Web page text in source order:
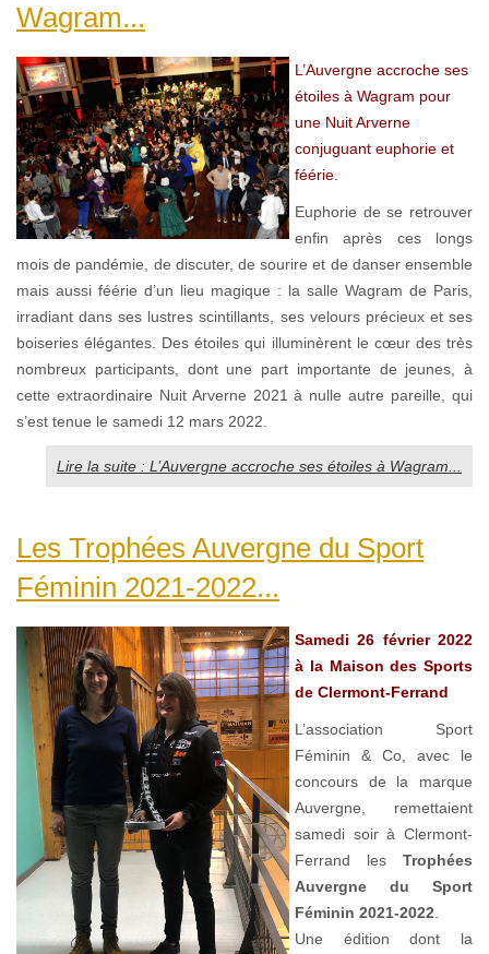
Wagram...
L’Auvergne accroche ses
étoiles à Wagram pour
une Nuit Arverne
conjuguant euphorie et
féérie.
Euphorie de se retrouver
enfin après ces longs
mois de pandémie, de discuter, de sourire et de danser ensemble
mais aussi féérie d’un lieu magique : la salle Wagram de Paris,
irradiant dans ses lustres scintillants, ses velours précieux et ses
boiseries élégantes. Des étoiles qui illuminèrent le cœur des très
nombreux participants, dont une part importante de jeunes, à
cette extraordinaire Nuit Arverne 2021 à nulle autre pareille, qui
s’est tenue le samedi 12 mars 2022.
Lire la suite : L’Auvergne accroche ses étoiles à Wagram...
Les Trophées Auvergne du Sport
Féminin 2021-2022...
Samedi 26 février 2022
à la Maison des Sports
de Clermont-Ferrand
L’association Sport
Féminin & Co, avec le
concours de la marque
Auvergne, remettaient
samedi soir à Clermont-
Ferrand les Trophées
Auvergne du Sport
Féminin 2021-2022
Une édition dont la